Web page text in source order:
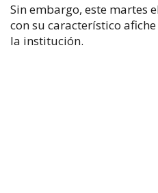
Sin embargo, este martes
con su característico
la institución.